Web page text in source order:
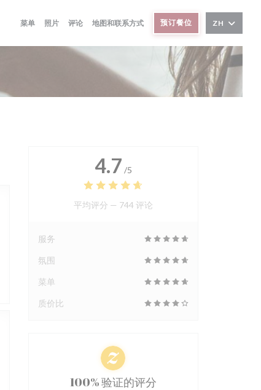
菜单 照片 评论 地图和联系方式 预订餐位 ZH
4.7 /5
平均评分 — 744 评论
服务
氛围
菜单
质价比
100% 验证的评分